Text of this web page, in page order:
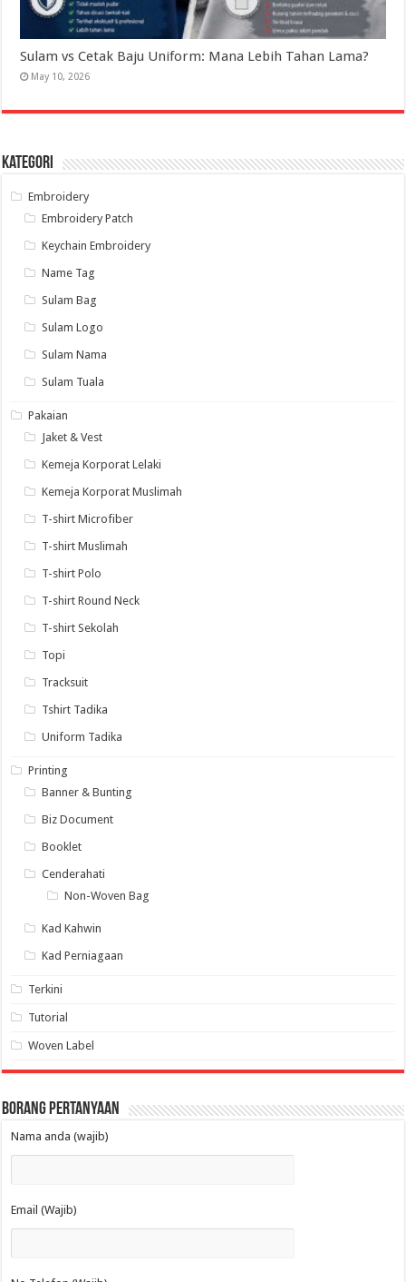
Sulam vs Cetak Baju Uniform: Mana Lebih Tahan Lama?
May 10, 2026
Kategori
Embroidery
Embroidery Patch
Keychain Embroidery
Name Tag
Sulam Bag
Sulam Logo
Sulam Nama
Sulam Tuala
Pakaian
Jaket & Vest
Kemeja Korporat Lelaki
Kemeja Korporat Muslimah
T-shirt Microfiber
T-shirt Muslimah
T-shirt Polo
T-shirt Round Neck
T-shirt Sekolah
Topi
Tracksuit
Tshirt Tadika
Uniform Tadika
Printing
Banner & Bunting
Biz Document
Booklet
Cenderahati
Non-Woven Bag
Kad Kahwin
Kad Perniagaan
Terkini
Tutorial
Woven Label
Borang Pertanyaan
Nama anda (wajib)
Email (Wajib)